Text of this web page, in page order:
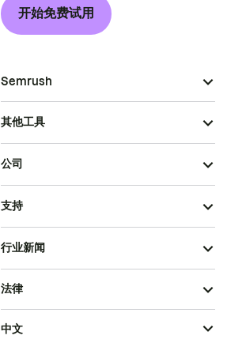
开始免费试用
Semrush
其他工具
公司
支持
行业新闻
法律
中文